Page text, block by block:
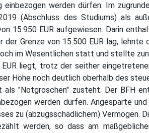
einbezogen werden dürfen. Im
(Abschluss des Studiums) als
15.950 EUR aufgewiesen. Darin
der Grenze von 15.500 EUR lag,
im Wesentlichen statt und stellte
liegt, trotz der seither
Höhe noch deutlich oberhalb des
als "Notgroschen" zusteht. Der BFH
werden dürfen. Angesparte
zu (abzugsschädlichem)
werden, so dass am